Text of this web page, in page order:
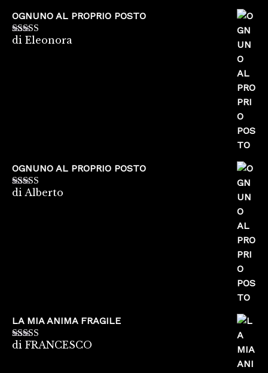
OGNUNO AL PROPRIO POSTO
Valutato5su
di Eleonora
OGNUNO AL PROPRIO POSTO
Valutato5su
di Alberto
LA MIA ANIMA FRAGILE
Valutato5su
di FRANCESCO